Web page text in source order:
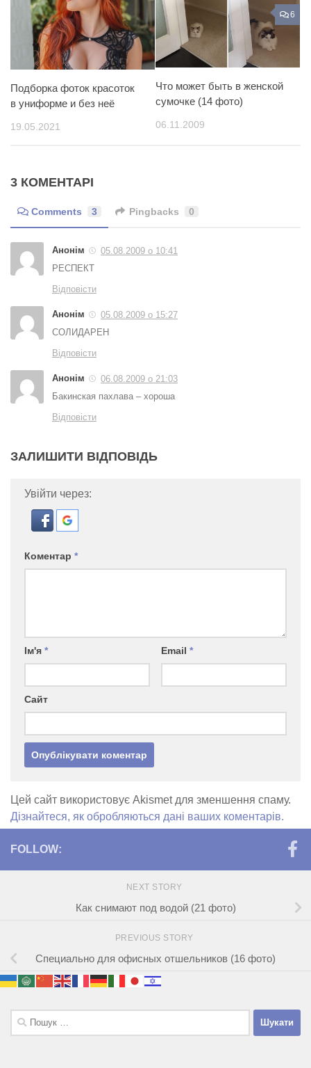
Подборка фоток красоток
в униформе и без неё
19.05.2021
6
Что может быть в женской
сумочке (14 фото)
06.11.2009
3 КОМЕНТАРІ
Comments 3 Pingbacks 0
Анонім
05.08.2009 о 10:41
РЕСПЕКТ
Відповісти
Анонім
05.08.2009 о 15:27
СОЛИДАРЕН
Відповісти
Анонім
06.08.2009 о 21:03
Бакинская пахлава – хороша
Відповісти
ЗАЛИШИТИ ВІДПОВІДЬ
Увійти через:
Коментар *
Ім'я * Email *
Сайт
Цей сайт використовує Akismet для зменшення спаму.
Дізнайтеся, як обробляються дані ваших коментарів.
FOLLOW:
NEXT STORY
Как снимают под водой (21 фото)
PREVIOUS STORY
Специально для офисных отшельников (16 фото)
Пошук: